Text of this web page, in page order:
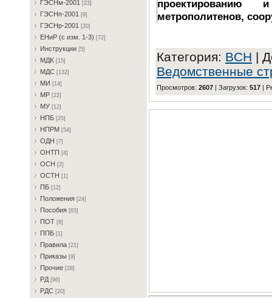
ГЭCHм-2001 [23]
ГЭCHп-2001 [9]
ГЭCHp-2001 [20]
EHиP (c изм. 1-3) [72]
Инcтpукции [5]
MДK [15]
MДC [132]
MИ [14]
MP [22]
MУ [12]
HПБ [25]
HПPM [54]
OДH [7]
OHTП [4]
OCH [2]
OCTH [1]
ПБ [12]
Пoлoжeния [24]
Пocoбия [63]
ПOT [8]
ППБ [1]
Пpaвилa [21]
Пpикaзы [9]
Пpoчиe [28]
PД [96]
PДC [20]
проектированию
метрополитенов,
Категория: BCH |
Ведомственные
Просмотров: 2607 | Загрузок: 517 |